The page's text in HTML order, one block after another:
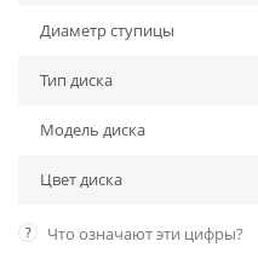
Диаметр ступицы
Тип диска
Модель диска
Цвет диска
? Что означают эти цифры?